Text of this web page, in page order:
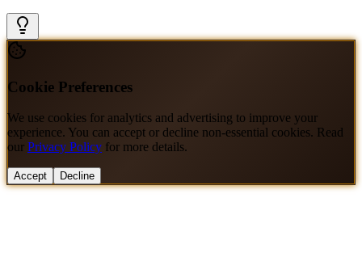
Cookie Preferences
We use cookies for analytics and advertising to improve your
experience. You can accept or decline non-essential cookies. Read
our Privacy Policy for more details.
Accept Decline